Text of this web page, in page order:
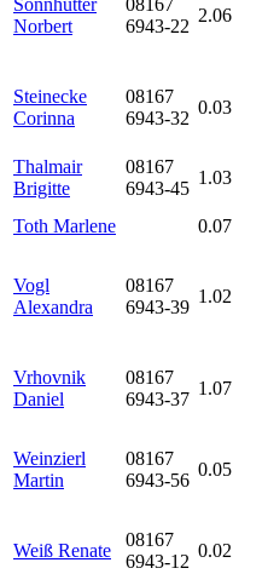
Sonnhütter
Norbert
08167
6943-22
2.06
Steinecke
Corinna
08167
6943-32
0.03
Thalmair
Brigitte
08167
6943-45
1.03
Toth Marlene
0.07
Vogl
Alexandra
08167
6943-39
1.02
Vrhovnik
Daniel
08167
6943-37
1.07
Weinzierl
Martin
08167
6943-56
0.05
Weiß Renate
08167
6943-12
0.02